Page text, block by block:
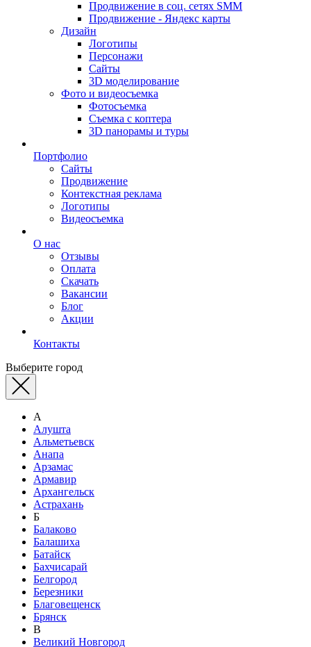
Продвижение в соц. сетях SMM
Продвижение - Яндекс карты
Дизайн
Логотипы
Персонажи
Сайты
3D моделирование
Фото и видеосъемка
Фотосъемка
Съемка с коптера
3D панорамы и туры
Портфолио
Сайты
Продвижение
Контекстная реклама
Логотипы
Видеосъемка
О нас
Отзывы
Оплата
Скачать
Вакансии
Блог
Акции
Контакты
Выберите город
А
Алушта
Альметьевск
Анапа
Арзамас
Армавир
Архангельск
Астрахань
Б
Балаково
Балашиха
Батайск
Бахчисарай
Белгород
Березники
Благовещенск
Брянск
В
Великий Новгород